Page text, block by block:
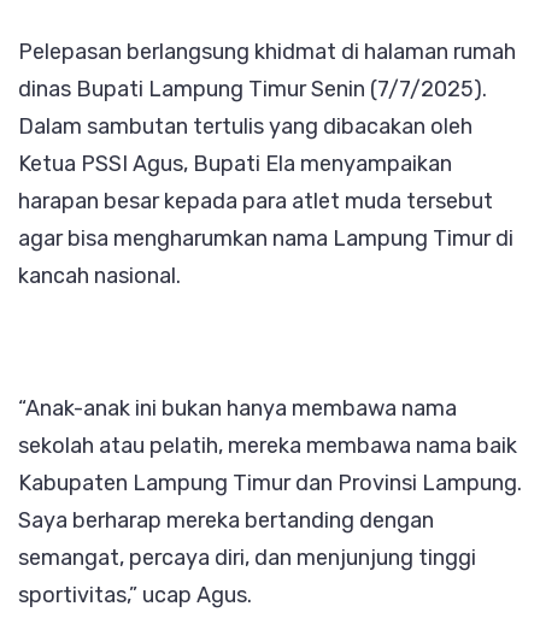
Pelepasan berlangsung khidmat di halaman rumah
dinas Bupati Lampung Timur Senin (7/7/2025).
Dalam sambutan tertulis yang dibacakan oleh
Ketua PSSI Agus, Bupati Ela menyampaikan
harapan besar kepada para atlet muda tersebut
agar bisa mengharumkan nama Lampung Timur di
kancah nasional.
“Anak-anak ini bukan hanya membawa nama
sekolah atau pelatih, mereka membawa nama baik
Kabupaten Lampung Timur dan Provinsi Lampung.
Saya berharap mereka bertanding dengan
semangat, percaya diri, dan menjunjung tinggi
sportivitas,” ucap Agus.